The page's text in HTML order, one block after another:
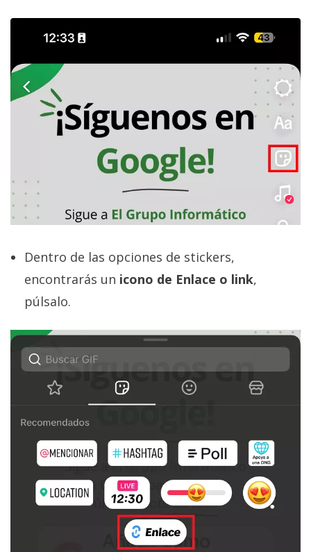
Dentro de las opciones de stickers,
encontrarás un icono de Enlace o link,
púlsalo.